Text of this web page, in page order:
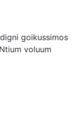
goikussimos
voluum